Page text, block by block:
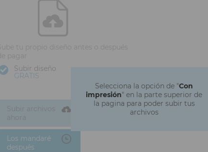
Selecciona la opción de "Con
impresión" en la parte superior de
la pagina para poder subir tus
archivos
Sube tu propio diseño antes o después
de pagar
Subir diseño
GRATIS
Subir archivos
ahora
Los mandaré
después